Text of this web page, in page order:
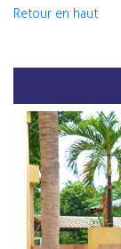
Retour en haut